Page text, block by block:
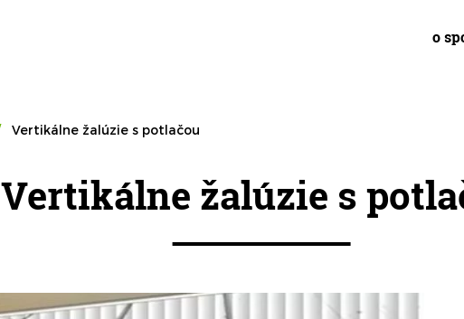
o
Vertikálne žalúzie s potlačou
Vertikálne žalúzie s